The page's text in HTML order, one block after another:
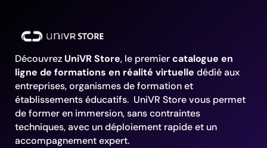
Découvrez UniVR Store, le premiercatalogue en
ligne de formations en réalité virtuelle dédié aux
entreprises, organismes de formation et
établissements éducatifs. UniVR Store vous permet
de former en immersion, sans contraintes
techniques, avec un déploiement rapide et un
accompagnement expert.